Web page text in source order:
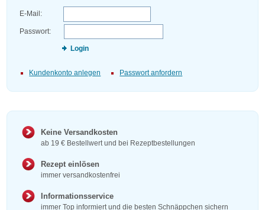
E-Mail:
Passwort:
Login
Kundenkonto anlegen Passwort anfordern
Keine Versandkosten
ab 19 € Bestellwert und bei Rezeptbestellungen
Rezept einlösen
immer versandkostenfrei
Informationsservice
immer Top informiert und die besten Schnäppchen sichern